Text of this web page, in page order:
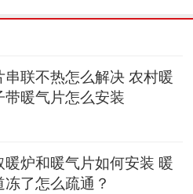
串联不热怎么解决 农村暖
带暖气片怎么安装
暖炉和暖气片如何安装 暖
了怎么疏通？